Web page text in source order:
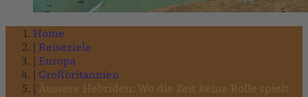
Home
Reiseziele
Europa
Großbritannien
Äussere Hebriden: Wo die Zeit keine Rolle spielt